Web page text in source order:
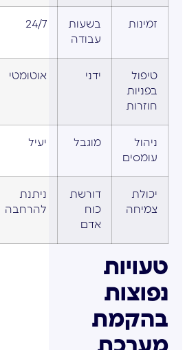
זמינות
בשעות
עבודה
24/7
טיפול
בפניות
חוזרות
ידני אוטומטי
ניהול
עומסים
מוגבל יעיל
יכולת
צמיחה
דורשת
כוח
אדם
ניתנת
להרחבה
טעויות
נפוצות
בהקמת